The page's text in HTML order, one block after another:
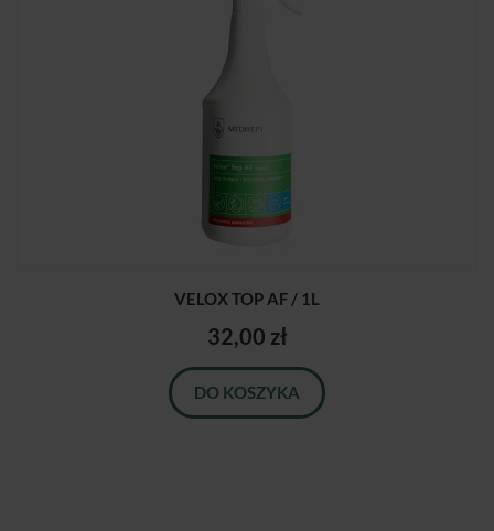
VELOX TOP AF / 1L
32,00 zł
DO KOSZYKA